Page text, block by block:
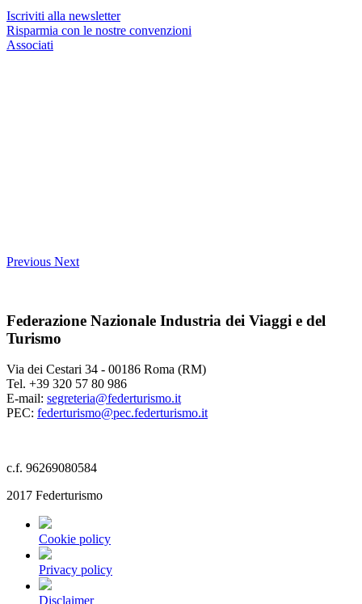
Iscriviti alla newsletter
Risparmia con le nostre convenzioni
Associati
Previous Next
Federazione Nazionale Industria dei Viaggi e del
Turismo
Via dei Cestari 34 - 00186 Roma (RM)
Tel. +39 320 57 80 986
E-mail: segreteria@federturismo.it
PEC: federturismo@pec.federturismo.it
c.f. 96269080584
2017 Federturismo
Cookie policy
Privacy policy
Disclaimer